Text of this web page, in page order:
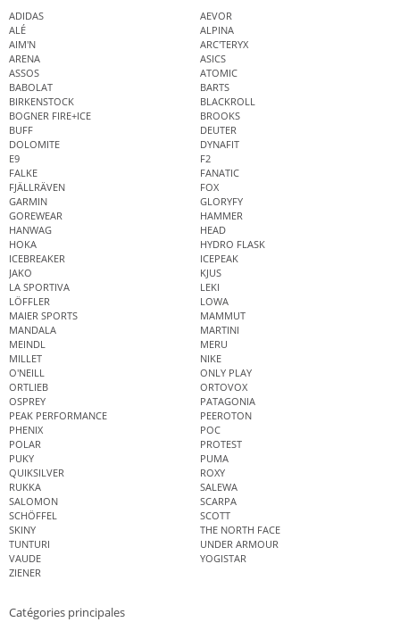
ADIDAS
AEVOR
ALÉ
ALPINA
AIM'N
ARC'TERYX
ARENA
ASICS
ASSOS
ATOMIC
BABOLAT
BARTS
BIRKENSTOCK
BLACKROLL
BOGNER FIRE+ICE
BROOKS
BUFF
DEUTER
DOLOMITE
DYNAFIT
E9
F2
FALKE
FANATIC
FJÄLLRÄVEN
FOX
GARMIN
GLORYFY
GOREWEAR
HAMMER
HANWAG
HEAD
HOKA
HYDRO FLASK
ICEBREAKER
ICEPEAK
JAKO
KJUS
LA SPORTIVA
LEKI
LÖFFLER
LOWA
MAIER SPORTS
MAMMUT
MANDALA
MARTINI
MEINDL
MERU
MILLET
NIKE
O'NEILL
ONLY PLAY
ORTLIEB
ORTOVOX
OSPREY
PATAGONIA
PEAK PERFORMANCE
PEEROTON
PHENIX
POC
POLAR
PROTEST
PUKY
PUMA
QUIKSILVER
ROXY
RUKKA
SALEWA
SALOMON
SCARPA
SCHÖFFEL
SCOTT
SKINY
THE NORTH FACE
TUNTURI
UNDER ARMOUR
VAUDE
YOGISTAR
ZIENER
Catégories principales